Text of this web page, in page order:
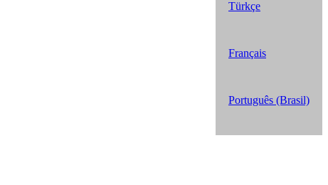
Türkçe
Français
Português (Brasil)